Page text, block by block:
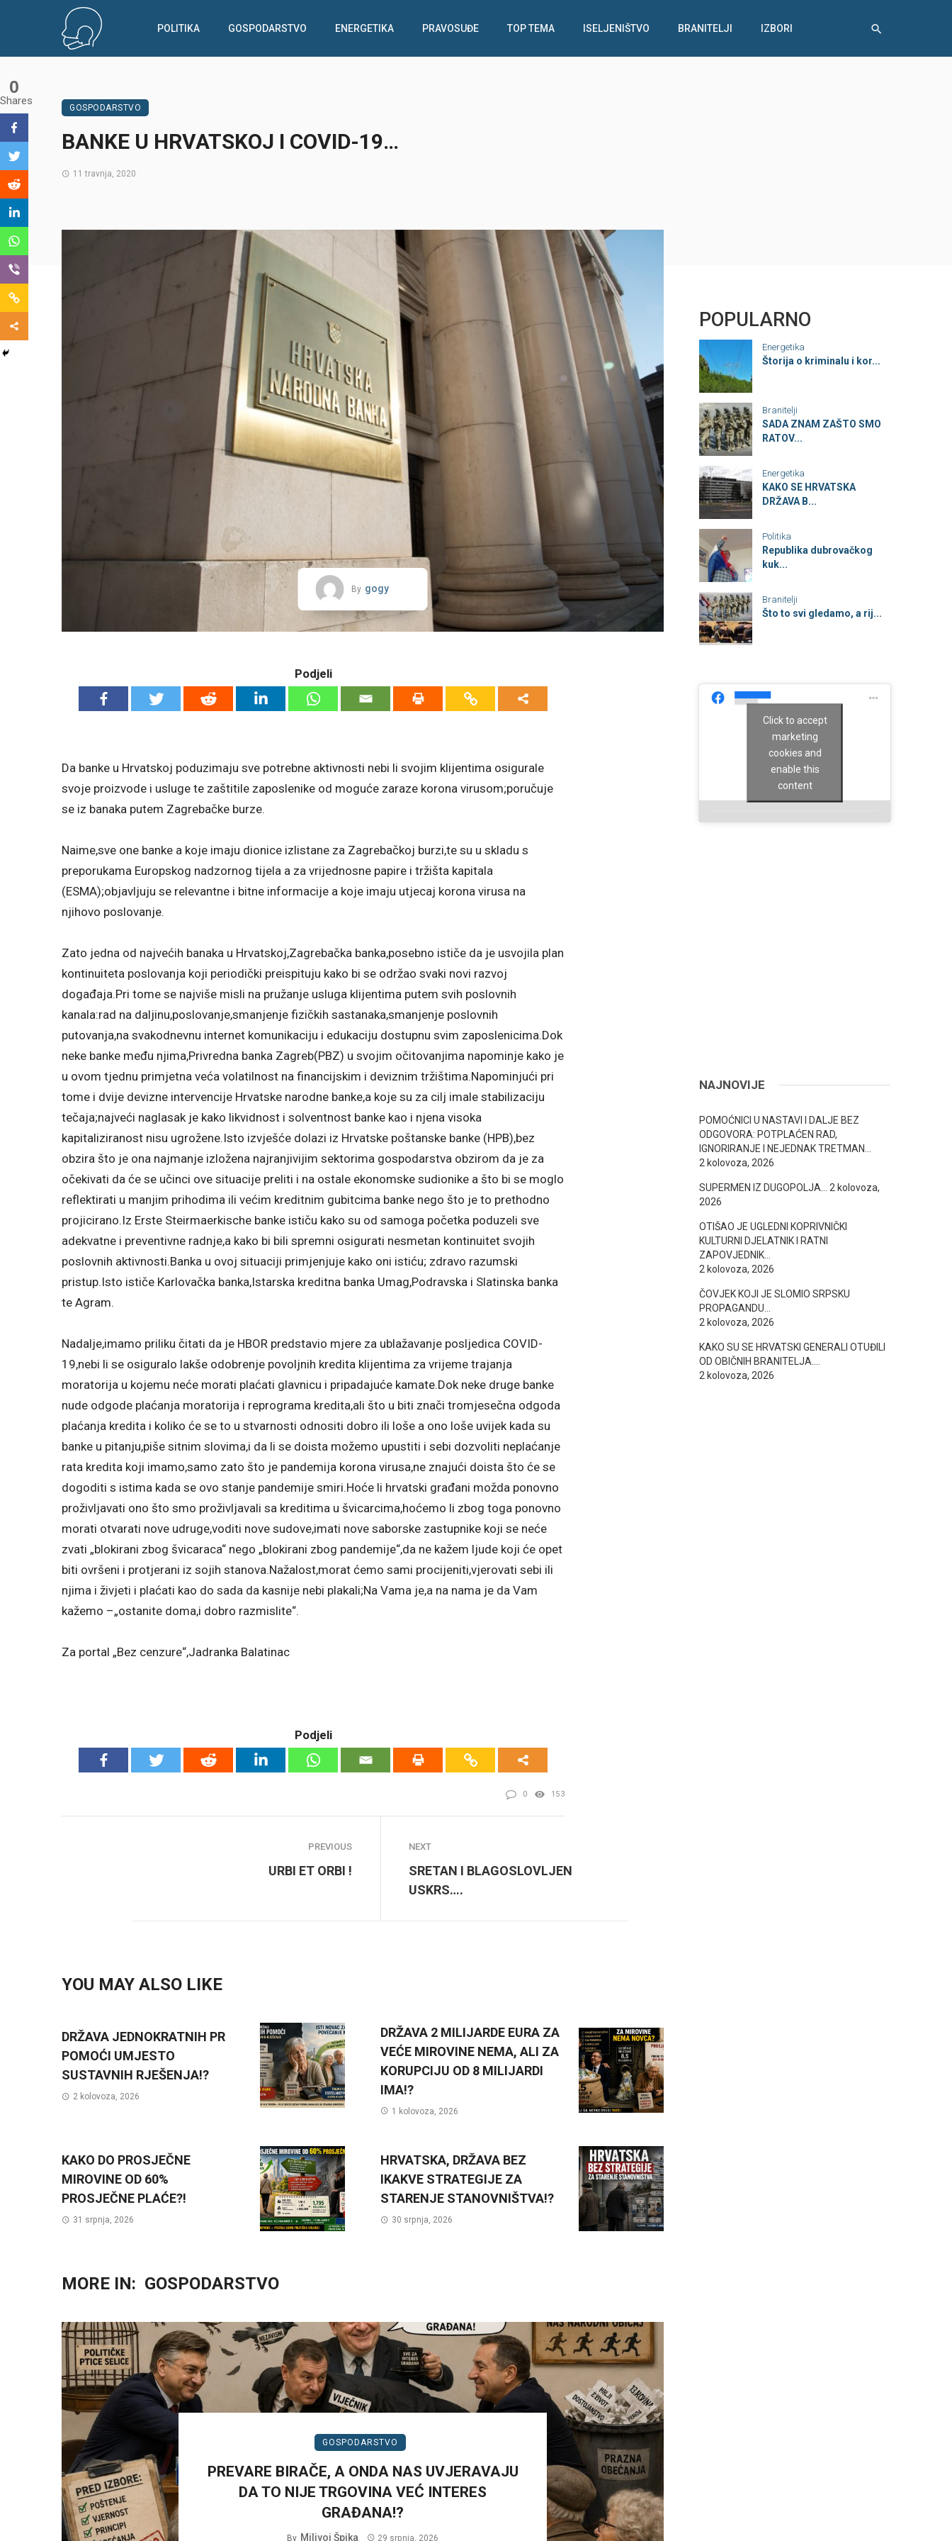
POLITIKA GOSPODARSTVO ENERGETIKA PRAVOSUĐE TOP TEMA ISELJENIŠTVO BRANITELJI IZBORI
GOSPODARSTVO
BANKE U HRVATSKOJ I COVID-19…
11 travnja, 2020
By gogy
Podjeli
Da banke u Hrvatskoj poduzimaju sve potrebne aktivnosti nebi li svojim klijentima osigurale
svoje proizvode i usluge te zaštitile zaposlenike od moguće zaraze korona virusom;poručuje
se iz banaka putem Zagrebačke burze.
Naime,sve one banke a koje imaju dionice izlistane za Zagrebačkoj burzi,te su u skladu s
preporukama Europskog nadzornog tijela a za vrijednosne papire i tržišta kapitala
(ESMA);objavljuju se relevantne i bitne informacije a koje imaju utjecaj korona virusa na
njihovo poslovanje.
Zato jedna od najvećih banaka u Hrvatskoj,Zagrebačka banka,posebno ističe da je usvojila plan
kontinuiteta poslovanja koji periodički preispituju kako bi se održao svaki novi razvoj
događaja.Pri tome se najviše misli na pružanje usluga klijentima putem svih poslovnih
kanala:rad na daljinu,poslovanje,smanjenje fizičkih sastanaka,smanjenje poslovnih
putovanja,na svakodnevnu internet komunikaciju i edukaciju dostupnu svim zaposlenicima.Dok
neke banke među njima,Privredna banka Zagreb(PBZ) u svojim očitovanjima napominje kako je
u ovom tjednu primjetna veća volatilnost na financijskim i deviznim tržištima.Napominjući pri
tome i dvije devizne intervencije Hrvatske narodne banke,a koje su za cilj imale stabilizaciju
tečaja;najveći naglasak je kako likvidnost i solventnost banke kao i njena visoka
kapitaliziranost nisu ugrožene.Isto izvješće dolazi iz Hrvatske poštanske banke (HPB),bez
obzira što je ona najmanje izložena najranjivijim sektorima gospodarstva obzirom da je za
očekivati da će se učinci ove situacije preliti i na ostale ekonomske sudionike a što bi se moglo
reflektirati u manjim prihodima ili većim kreditnim gubitcima banke nego što je to prethodno
projicirano.Iz Erste Steirmaerkische banke ističu kako su od samoga početka poduzeli sve
adekvatne i preventivne radnje,a kako bi bili spremni osigurati nesmetan kontinuitet svojih
poslovnih aktivnosti.Banka u ovoj situaciji primjenjuje kako oni istiću; zdravo razumski
pristup.Isto ističe Karlovačka banka,Istarska kreditna banka Umag,Podravska i Slatinska banka
te Agram.
Nadalje,imamo priliku čitati da je HBOR predstavio mjere za ublažavanje posljedica COVID-
19,nebi li se osiguralo lakše odobrenje povoljnih kredita klijentima za vrijeme trajanja
moratorija u kojemu neće morati plaćati glavnicu i pripadajuće kamate.Dok neke druge banke
nude odgode plaćanja moratorija i reprograma kredita,ali što u biti znači tromjesečna odgoda
plaćanja kredita i koliko će se to u stvarnosti odnositi dobro ili loše a ono loše uvijek kada su
banke u pitanju,piše sitnim slovima,i da li se doista možemo upustiti i sebi dozvoliti neplaćanje
rata kredita koji imamo,samo zato što je pandemija korona virusa,ne znajući doista što će se
dogoditi s istima kada se ovo stanje pandemije smiri.Hoće li hrvatski građani možda ponovno
proživljavati ono što smo proživljavali sa kreditima u švicarcima,hoćemo li zbog toga ponovno
morati otvarati nove udruge,voditi nove sudove,imati nove saborske zastupnike koji se neće
zvati „blokirani zbog švicaraca“ nego „blokirani zbog pandemije“,da ne kažem ljude koji će opet
biti ovršeni i protjerani iz sojih stanova.Nažalost,morat ćemo sami procijeniti,vjerovati sebi ili
njima i živjeti i plaćati kao do sada da kasnije nebi plakali;Na Vama je,a na nama je da Vam
kažemo –„ostanite doma,i dobro razmislite“.
Za portal „Bez cenzure“,Jadranka Balatinac
Podjeli
0
Shares
0 153
PREVIOUS
URBI ET ORBI !
NEXT
SRETAN I BLAGOSLOVLJEN
USKRS….
YOU MAY ALSO LIKE
DRŽAVA JEDNOKRATNIH PR
POMOĆI UMJESTO
SUSTAVNIH RJEŠENJA!?
2 kolovoza, 2026
DRŽAVA 2 MILIJARDE EURA ZA
VEĆE MIROVINE NEMA, ALI ZA
KORUPCIJU OD 8 MILIJARDI
IMA!?
1 kolovoza, 2026
KAKO DO PROSJEČNE
MIROVINE OD 60%
PROSJEČNE PLAĆE?!
31 srpnja, 2026
HRVATSKA, DRŽAVA BEZ
IKAKVE STRATEGIJE ZA
STARENJE STANOVNIŠTVA!?
30 srpnja, 2026
MORE IN: GOSPODARSTVO
GOSPODARSTVO
PREVARE BIRAČE, A ONDA NAS UVJERAVAJU
DA TO NIJE TRGOVINA VEĆ INTERES
GRAĐANA!?
By Milivoj Špika 29 srpnja, 2026
POPULARNO
Energetika
Štorija o kriminalu i kor...
Branitelji
SADA ZNAM ZAŠTO SMO
RATOV...
Energetika
KAKO SE HRVATSKA
DRŽAVA B...
Politika
Republika dubrovačkog
kuk...
Branitelji
Što to svi gledamo, a rij...
Click to accept
marketing
cookies and
enable this
content
NAJNOVIJE
POMOĆNICI U NASTAVI I DALJE BEZ
ODGOVORA: POTPLAĆEN RAD,
IGNORIRANJE I NEJEDNAK TRETMAN…
2 kolovoza, 2026
SUPERMEN IZ DUGOPOLJA…
2 kolovoza,
2026
OTIŠAO JE UGLEDNI KOPRIVNIČKI
KULTURNI DJELATNIK I RATNI
ZAPOVJEDNIK…
2 kolovoza, 2026
ČOVJEK KOJI JE SLOMIO SRPSKU
PROPAGANDU…
2 kolovoza, 2026
KAKO SU SE HRVATSKI GENERALI OTUĐILI
OD OBIČNIH BRANITELJA….
2 kolovoza, 2026